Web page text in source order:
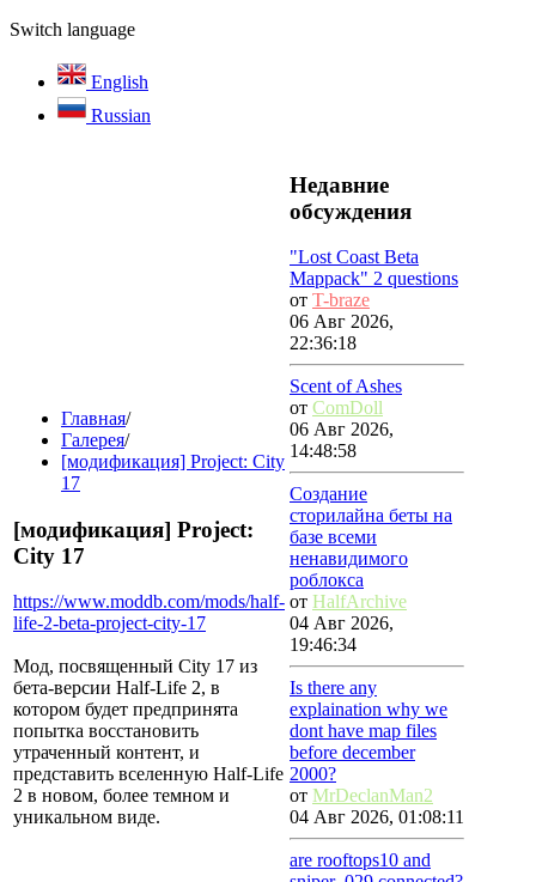
Switch language
English
Russian
Главная/
Галерея/
[модификация] Project: City
17
[модификация] Project:
City 17
https://www.moddb.com/mods/half-
life-2-beta-project-city-17
Мод, посвященный City 17 из
бета-версии Half-Life 2, в
котором будет предпринята
попытка восстановить
утраченный контент, и
представить вселенную Half-Life
2 в новом, более темном и
уникальном виде.
Недавние
обсуждения
"Lost Coast Beta
Mappack" 2 questions
от T-braze
06 Авг 2026,
22:36:18
Scent of Ashes
от ComDoll
06 Авг 2026,
14:48:58
Создание
сторилайна беты на
базе всеми
ненавидимого
роблокса
от HalfArchive
04 Авг 2026,
19:46:34
Is there any
explaination why we
dont have map files
before december
2000?
от MrDeclanMan2
04 Авг 2026, 01:08:11
are rooftops10 and